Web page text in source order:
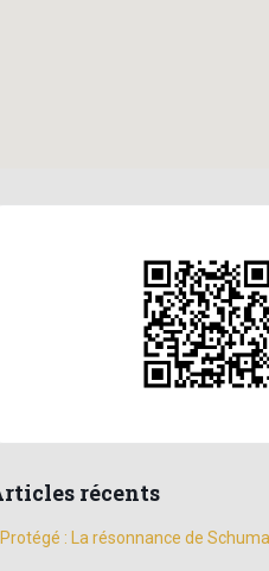
récents
Protégé : La résonnance de